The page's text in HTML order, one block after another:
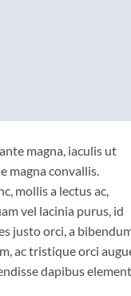
magna, iaculis ut
magna convallis.
mollis a lectus ac,
vel lacinia purus, id
justo orci, a
ac tristique orci
dapibus